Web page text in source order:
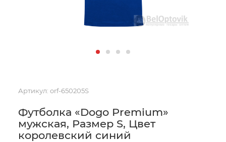
Артикул: orf-650205S
Футболка «Dogo Premium»
мужская, Размер S, Цвет
королевский синий